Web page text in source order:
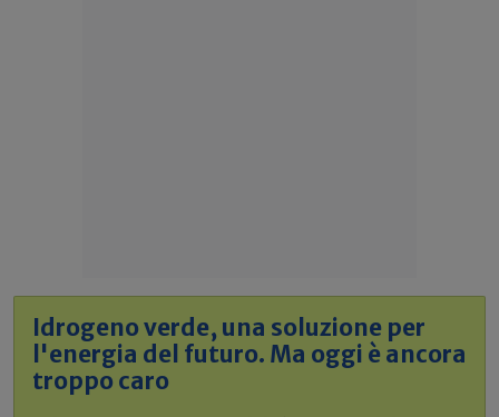
Idrogeno verde, una soluzione per
l'energia del futuro. Ma oggi è ancora
troppo caro